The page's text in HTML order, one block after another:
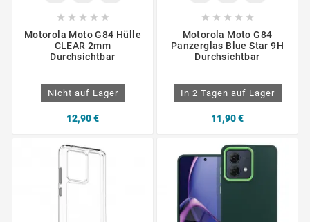
    
Motorola Moto G84 Hülle
CLEAR 2mm
Durchsichtbar
Nicht auf Lager
12,90 €
    
Motorola Moto G84
Panzerglas Blue Star 9H
Durchsichtbar
In 2 Tagen auf Lager
11,90 €